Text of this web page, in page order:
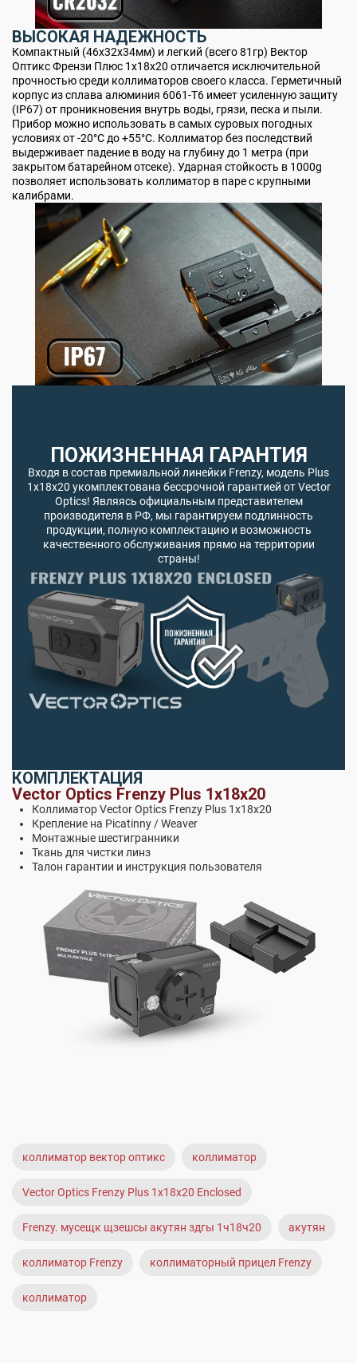
ВЫСОКАЯ НАДЕЖНОСТЬ
Компактный (46x32x34мм) и легкий (всего 81гр) Вектор
Оптикс Френзи Плюс 1x18x20 отличается исключительной
прочностью среди коллиматоров своего класса. Герметичный
корпус из сплава алюминия 6061-T6 имеет усиленную защиту
(IP67) от проникновения внутрь воды, грязи, песка и пыли.
Прибор можно использовать в самых суровых погодных
условиях от -20°С до +55°C. Коллиматор без последствий
выдерживает падение в воду на глубину до 1 метра (при
закрытом батарейном отсеке). Ударная стойкость в 1000g
позволяет использовать коллиматор в паре с крупными
калибрами.
ПОЖИЗНЕННАЯ ГАРАНТИЯ
Входя в состав премиальной линейки Frenzy, модель Plus
1x18x20 укомплектована бессрочной гарантией от Vector
Optics! Являясь официальным представителем
производителя в РФ, мы гарантируем подлинность
продукции, полную комплектацию и возможность
качественного обслуживания прямо на территории
страны!
КОМПЛЕКТАЦИЯ
Vector Optics Frenzy Plus 1x18x20
Коллиматор Vector Optics Frenzy Plus 1x18x20
Крепление на Picatinny / Weaver
Монтажные шестигранники
Ткань для чистки линз
Талон гарантии и инструкция пользователя
коллиматор вектор оптикс коллиматор
Vector Optics Frenzy Plus 1x18x20 Enclosed
Frenzy. мусещк щзешсы акутян здгы 1ч18ч20 акутян
коллиматор Frenzy коллиматорный прицел Frenzy
коллиматор